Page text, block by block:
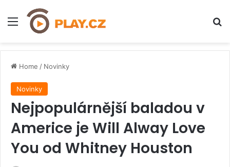
Menu
Home / Novinky
Novinky
Nejpopulárnější baladou v
Americe je Will Alway Love
You od Whitney Houston